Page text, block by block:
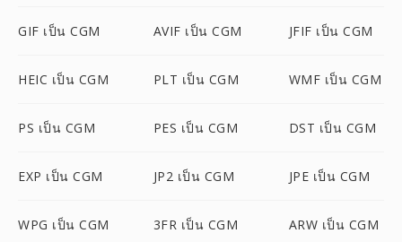
GIF เป็น CGM AVIF เป็น CGM JFIF เป็น CGM
HEIC เป็น CGM PLT เป็น CGM WMF เป็น CGM
PS เป็น CGM PES เป็น CGM DST เป็น CGM
EXP เป็น CGM JP2 เป็น CGM JPE เป็น CGM
WPG เป็น CGM 3FR เป็น CGM ARW เป็น CGM